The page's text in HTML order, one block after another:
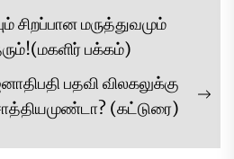
சிறப்பான மருத்துவமும்
பக்கம்)
பதவி விலகலுக்கு
(கட்டுரை)